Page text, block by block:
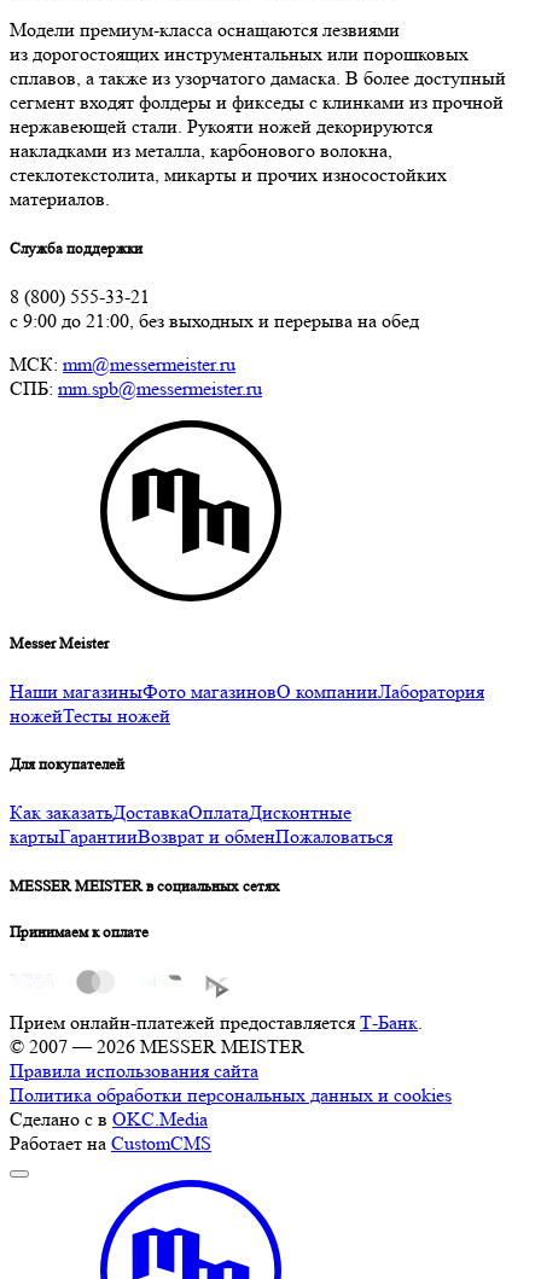
Модели премиум-класса оснащаются лезвиями
из дорогостоящих инструментальных или порошковых
сплавов, а также из узорчатого дамаска. В более доступный
сегмент входят фолдеры и фикседы с клинками из прочной
нержавеющей стали. Рукояти ножей декорируются
накладками из металла, карбонового волокна,
стеклотекстолита, микарты и прочих износостойких
материалов.
Служба поддержки
8 (800) 555-33-21
с 9:00 до 21:00, без выходных и перерыва на обед
МСК: mm@messermeister.ru
СПБ: mm.spb@messermeister.ru
Messer Meister
Наши магазиныФото магазиновО компанииЛаборатория
ножейТесты ножей
Для покупателей
Как заказатьДоставкаОплатаДисконтные
картыГарантииВозврат и обменПожаловаться
MESSER MEISTER в социальных сетях
Принимаем к оплате
Прием онлайн-платежей предоставляется Т-Банк.
© 2007 — 2026 MESSER MEISTER
Правила использования сайта
Политика обработки персональных данных и cookies
Сделано с в OKC.Media
Работает на CustomCMS